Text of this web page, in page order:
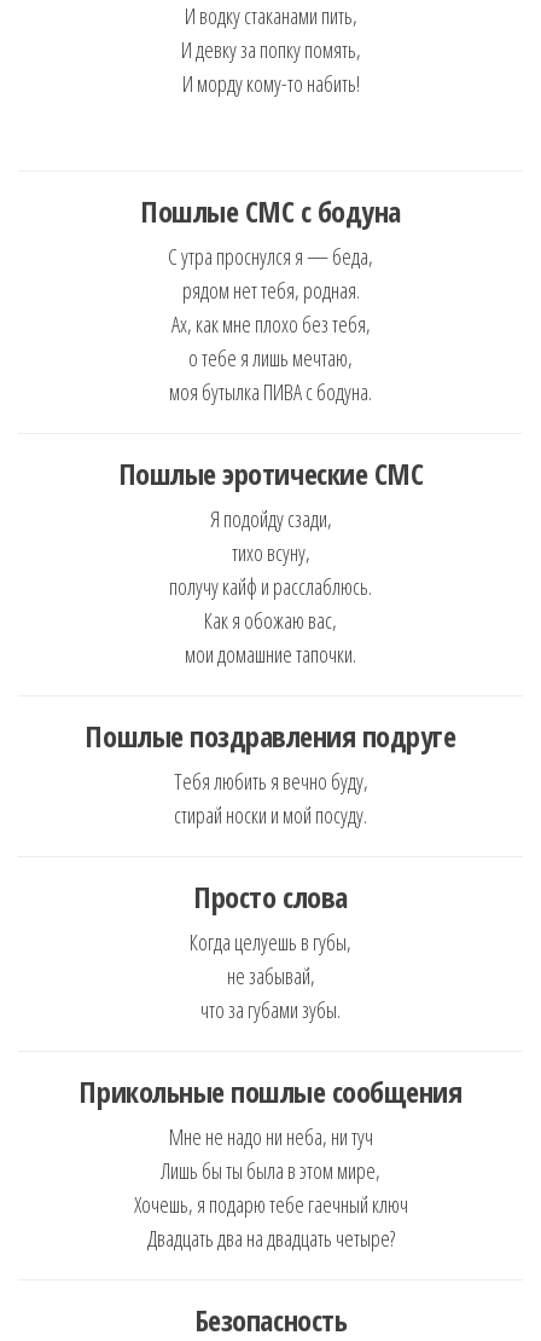
И водку стаканами пить,
И девку за попку помять,
И морду кому-то набить!
ПошлыеСМС с бодуна
С утра проснулся я — беда,
рядом нет тебя, родная.
Ах, как мне плохо без тебя,
о тебе я лишь мечтаю,
моя бутылка ПИВА с бодуна.
Пошлыеэротические СМС
Я подойду сзади,
тихо всуну,
получу кайф и расслаблюсь.
Как я обожаю вас,
мои домашние тапочки.
Пошлые поздравления подруге
Тебя любить я вечно буду,
стирай носки и мой посуду.
Просто слова
Когда целуешь в губы,
не забывай,
что за губами зубы.
Прикольные пошлые сообщения
Мне не надо ни неба, ни туч
Лишь бы ты была в этом мире,
Хочешь, я подарю тебе гаечный ключ
Двадцать два на двадцать четыре?
Безопасность